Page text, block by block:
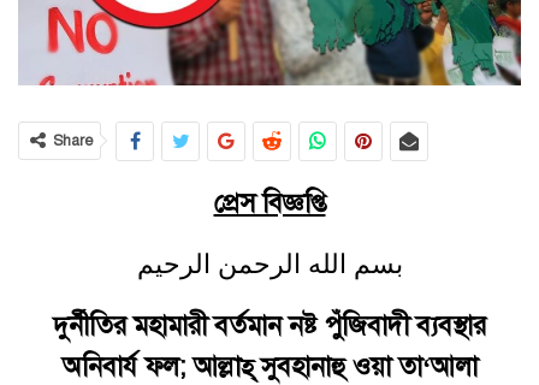
Share
প্রেস বিজ্ঞপ্তি
بسم الله الرحمن الرحيم
দুর্নীতির মহামারী বর্তমান নষ্ট পুঁজিবাদী ব্যবস্থার
অনিবার্য ফল; আল্লাহ্ সুবহানাহু ওয়া তা‘আলা